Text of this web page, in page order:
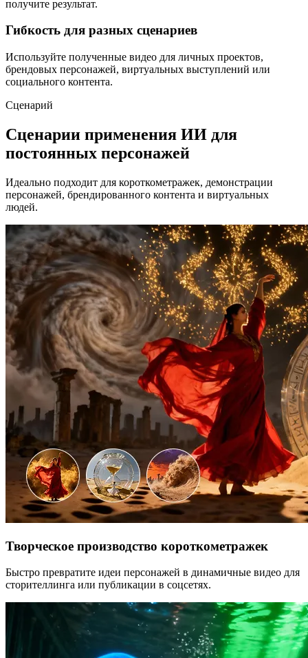
получите результат.
Гибкость для разных сценариев
Используйте полученные видео для личных проектов,
брендовых персонажей, виртуальных выступлений или
социального контента.
Сценарий
Сценарии применения ИИ для
постоянных персонажей
Идеально подходит для короткометражек, демонстрации
персонажей, брендированного контента и виртуальных
людей.
Творческое производство короткометражек
Быстро превратите идеи персонажей в динамичные видео для
сторителлинга или публикации в соцсетях.